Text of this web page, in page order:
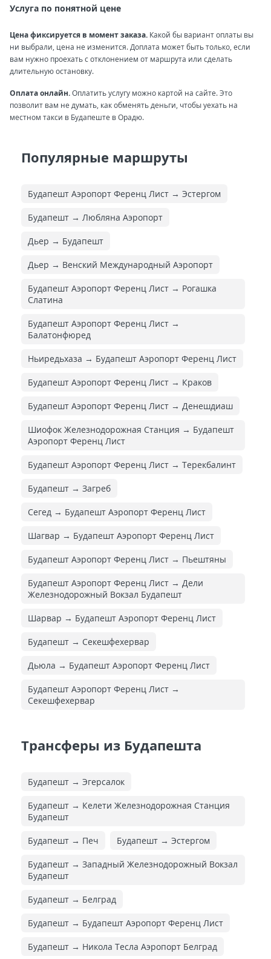
Услуга по понятной цене
Цена фиксируется в момент заказа. Какой бы вариант оплаты вы
ни выбрали, цена не изменится. Доплата может быть только, если
вам нужно проехать с отклонением от маршрута или сделать
длительную остановку.
Оплата онлайн.Оплатить услугу можно картой на сайте. Это
позволит вам не думать, как обменять деньги, чтобы уехать на
местном такси в Будапеште в Орадю.
Популярные маршруты
Будапешт Аэропорт Ференц Лист → Эстергом
Будапешт → Любляна Аэропорт
Дьер → Будапешт
Дьер → Венский Международный Аэропорт
Будапешт Аэропорт Ференц Лист → Рогашка
Слатина
Будапешт Аэропорт Ференц Лист →
Балатонфюред
Ньиредьхаза → Будапешт Аэропорт Ференц Лист
Будапешт Аэропорт Ференц Лист → Краков
Будапешт Аэропорт Ференц Лист → Денешдиаш
Шиофок Железнодорожная Cтанция → Будапешт
Аэропорт Ференц Лист
Будапешт Аэропорт Ференц Лист → Терекбалинт
Будапешт → Загреб
Сегед → Будапешт Аэропорт Ференц Лист
Шагвар → Будапешт Аэропорт Ференц Лист
Будапешт Аэропорт Ференц Лист → Пьештяны
Будапешт Аэропорт Ференц Лист → Дели
Железнодорожный Вокзал Будапешт
Шарвар → Будапешт Аэропорт Ференц Лист
Будапешт → Секешфехервар
Дьюла → Будапешт Аэропорт Ференц Лист
Будапешт Аэропорт Ференц Лист →
Секешфехервар
Трансферы из Будапешта
Будапешт → Эгерсалок
Будапешт → Келети Железнодорожная Cтанция
Будапешт
Будапешт → Печ Будапешт → Эстергом
Будапешт → Западный Железнодорожный Вокзал
Будапешт
Будапешт → Белград
Будапешт → Будапешт Аэропорт Ференц Лист
Будапешт → Никола Тесла Аэропорт Белград